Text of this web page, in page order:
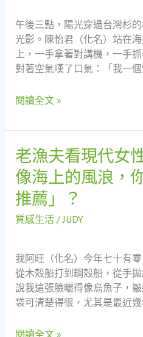
性
的
職
場
慮
午後三點，陽光穿過台灣杉
光影。陳怡君（化名）站在
上，一手拿著對講機，一手
對著空氣嘆了口氣：「我一
都
市
煩
惱：
些
我
們
一
起
追
的
樹
緒
閱讀全文 »
老漁夫看現代女
像海上的風浪，
推薦」？
質感生活/JUDY
我阿旺（化名）今年七十有
從木殼船打到鋼殼船，從手
說我這張臉曬得像烏魚子，
袋可清楚得很，尤其是最近
老
漁
夫
看
現
代
性：
職
場
焦
就
閱讀全文 »